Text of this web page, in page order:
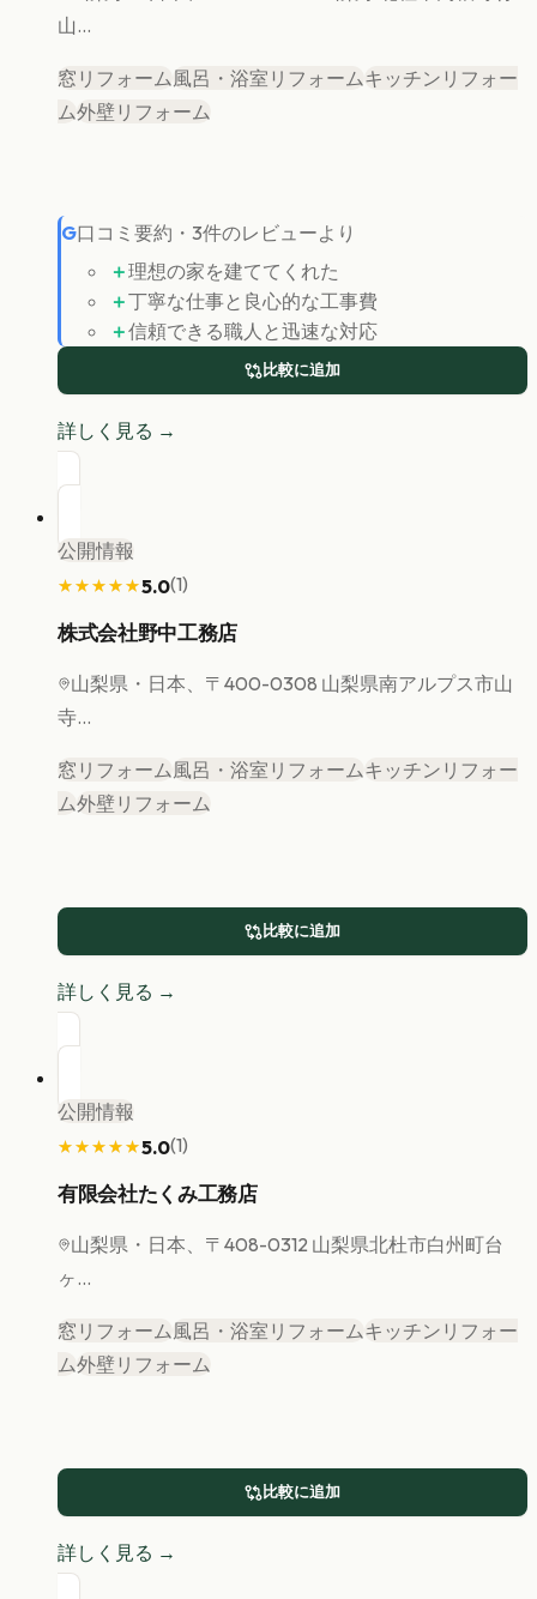
山...
窓リフォーム 風呂・浴室リフォームキッチンリフォー
ム外壁リフォーム
G口コミ要約 ・ 3件のレビューより
＋理想の家を建ててくれた
＋丁寧な仕事と良心的な工事費
＋信頼できる職人と迅速な対応
比較に追加
詳しく見る →
公開情報
★★★★★
★★★★★5.0(1)
株式会社野中工務店
山梨県 ・日本、〒400-0308 山梨県南アルプス市山
寺...
窓リフォーム 風呂・浴室リフォームキッチンリフォー
ム外壁リフォーム
比較に追加
詳しく見る →
公開情報
★★★★★
★★★★★5.0(1)
有限会社たくみ工務店
山梨県 ・日本、〒408-0312 山梨県北杜市白州町台
ヶ...
窓リフォーム 風呂・浴室リフォームキッチンリフォー
ム外壁リフォーム
比較に追加
詳しく見る →